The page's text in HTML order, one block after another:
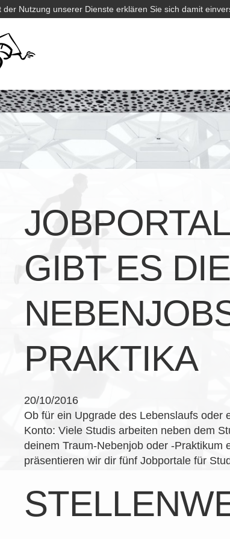
der Nutzung unserer Dienste erklären Sie sich damit
GIBT ES
PRAKTIKA
20/10/2016
Ob für ein Upgrade des Lebenslaufs oder
Konto: Viele Studis arbeiten neben dem
deinem Traum-Nebenjob oder -Praktikum
präsentieren wir dir fünf Jobportale für